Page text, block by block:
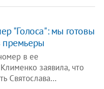
"Голоса": мы готовы
премьеры
в ее
заявила, что
Святослава…